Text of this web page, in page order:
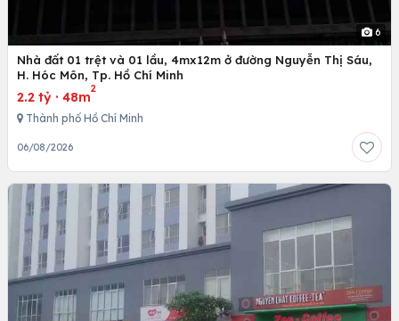
6
Nhà đất 01 trệt và 01 lầu, 4mx12m ở đường Nguyễn Thị Sáu,
H. Hóc Môn, Tp. Hồ Chí Minh
2.2 tỷ · 48m
2
Thành phố Hồ Chí Minh
06/08/2026